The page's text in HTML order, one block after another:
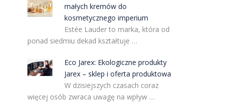
małych kremów do
kosmetycznego imperium
Estée Lauder to marka, która od
ponad siedmiu dekad kształtuje …
Eco Jarex: Ekologiczne produkty
Jarex – sklep i oferta produktowa
W dzisiejszych czasach coraz
więcej osób zwraca uwagę na wpływ …